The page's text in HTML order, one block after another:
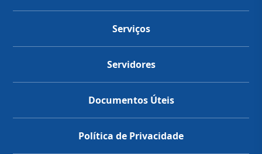
Serviços
Servidores
Documentos Úteis
Política de Privacidade